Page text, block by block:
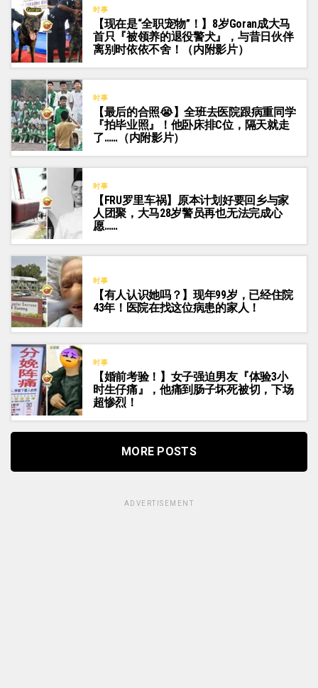
时事
【现在是“全职宠物”！】8岁Goran成大马
首只『被领养的退役警犬』，与昔日伙伴
离别时依依不舍！（内附影片）
时事
【最后的合照😭】全班去医院跟病重同学
『拍毕业照』！他卧床排C位，隔天就走
了……（内附影片）
时事
【FRU罗里车祸】原本计划好要回乡与家
人团聚，大马28岁警员再也无法完成心
愿……
时事
【有人认识她吗？】现年99岁，已经住院
43年！医院在找这位病患的家人！
时事
【婚前考验！】女子强迫男友『体验3小
时生仔痛』，他痛到肠子坏死被切，下场
超惨烈！
MORE POSTS
ADVERTISEMENT